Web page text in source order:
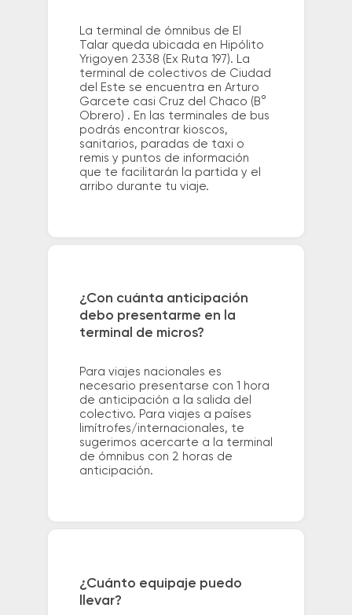
La terminal de ómnibus de El
Talar queda ubicada en Hipólito
Yrigoyen 2338 (Ex Ruta 197). La
terminal de colectivos de Ciudad
del Este se encuentra en Arturo
Garcete casi Cruz del Chaco (B°
Obrero) . En las terminales de bus
podrás encontrar kioscos,
sanitarios, paradas de taxi o
remis y puntos de información
que te facilitarán la partida y el
arribo durante tu viaje.
¿Con cuánta anticipación
debo presentarme en la
terminal de micros?
Para viajes nacionales es
necesario presentarse con 1 hora
de anticipación a la salida del
colectivo. Para viajes a países
limítrofes/internacionales, te
sugerimos acercarte a la terminal
de ómnibus con 2 horas de
anticipación.
¿Cuánto equipaje puedo
llevar?